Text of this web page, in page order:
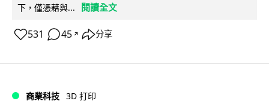
下，僅憑藉與...
閱讀全文
531 45 ↗ 分享
商業科技 3D 打印